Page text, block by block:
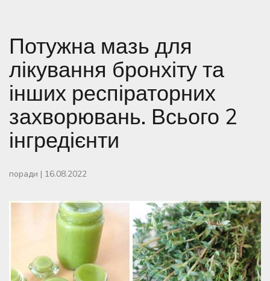
Потужна мазь для
лікування бронхіту та
інших респіраторних
захворювань. Всього 2
інгредієнти
поради | 16.08.2022